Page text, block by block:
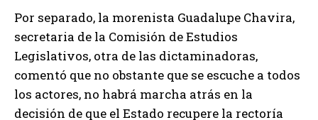
Por separado, la morenista Guadalupe Chavira,
secretaria de la Comisión de Estudios
Legislativos, otra de las dictaminadoras,
comentó que no obstante que se escuche a todos
los actores, no habrá marcha atrás en la
decisión de que el Estado recupere la rectoría